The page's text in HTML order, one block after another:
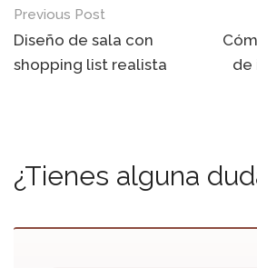
Post
navigation
Previous Post
Diseño de sala con
shopping list realista
de
¿Tienes alguna